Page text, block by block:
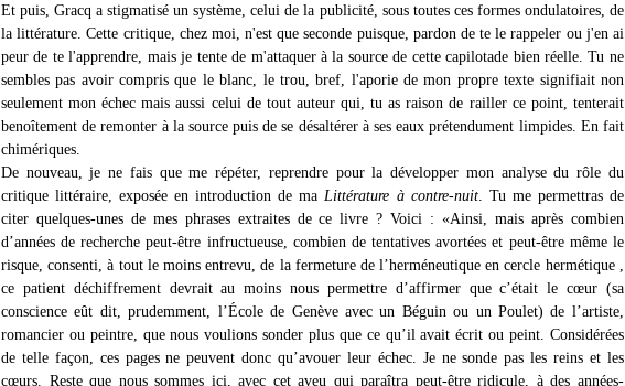
Et puis, Gracq a stigmatisé un système, celui de la publicité, sous toutes ces formes ondulatoires, de
la littérature. Cette critique, chez moi, n'est que seconde puisque, pardon de te le rappeler ou j'en ai
peur de te l'apprendre, mais je tente de m'attaquer à la source de cette capilotade bien réelle. Tu ne
sembles pas avoir compris que le blanc, le trou, bref, l'aporie de mon propre texte signifiait non
seulement mon échec mais aussi celui de tout auteur qui, tu as raison de railler ce point, tenterait
benoîtement de remonter à la source puis de se désaltérer à ses eaux prétendument limpides. En fait
chimériques.
De nouveau, je ne fais que me répéter, reprendre pour la développer mon analyse du rôle du
critique littéraire, exposée en introduction de ma Littérature à contre-nuit. Tu me permettras de
citer quelques-unes de mes phrases extraites de ce livre ? Voici : «Ainsi, mais après combien
d’années de recherche peut-être infructueuse, combien de tentatives avortées et peut-être même le
risque, consenti, à tout le moins entrevu, de la fermeture de l’herméneutique en cercle hermétique ,
ce patient déchiffrement devrait au moins nous permettre d’affirmer que c’était le cœur (sa
conscience eût dit, prudemment, l’École de Genève avec un Béguin ou un Poulet) de l’artiste,
romancier ou peintre, que nous voulions sonder plus que ce qu’il avait écrit ou peint. Considérées
de telle façon, ces pages ne peuvent donc qu’avouer leur échec. Je ne sonde pas les reins et les
cœurs. Reste que nous sommes ici, avec cet aveu qui paraîtra peut-être ridicule, à des années-